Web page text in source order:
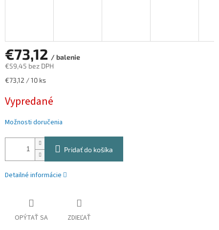
€73,12 / balenie
€59,45 bez DPH
Jednotková
€73,12 / 10 ks
Vypredané
Možnosti doručenia
Pridať do košíka
Detailné informácie
OPÝTAŤ SA ZDIEĽAŤ